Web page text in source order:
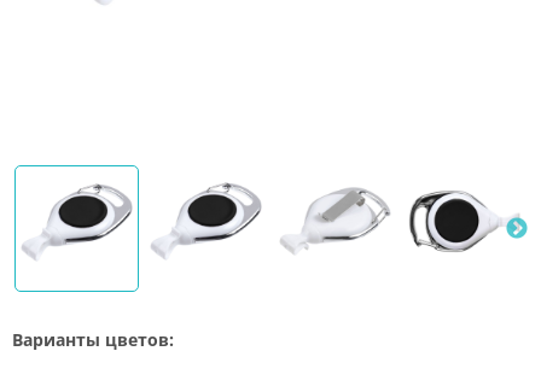
Варианты цветов: